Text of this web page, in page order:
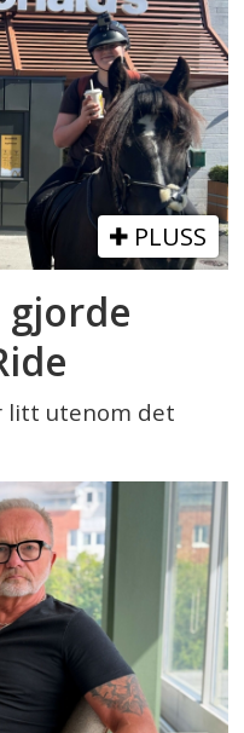
PLUSS
gjorde
litt utenom det